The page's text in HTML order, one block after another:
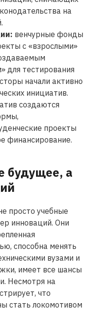
на
: венчурные фонды
с «взрослыми»
для тестирования
начали активно
инициатив.
создаются
проекты
финансирование.
будущее, а
просто учебные
инноваций. Они
способна менять
вузами и
имеет все шансы
Несмотря на
что
стать локомотивом